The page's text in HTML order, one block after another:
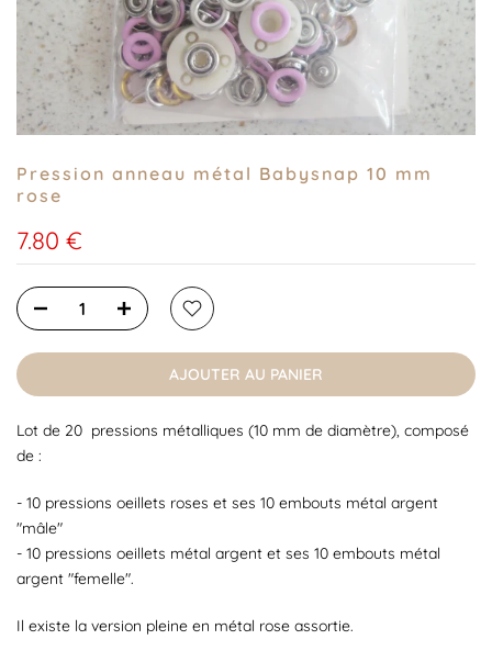
Pression anneau métal Babysnap 10 mm
rose
7.80 €
AJOUTER AU PANIER
Lot de 20 pressions métalliques (10 mm de diamètre), composé
de :
- 10 pressions oeillets roses et ses 10 embouts métal argent
"mâle"
- 10 pressions oeillets métal argent et ses 10 embouts métal
argent "femelle".
Il existe la version pleine en métal rose assortie.